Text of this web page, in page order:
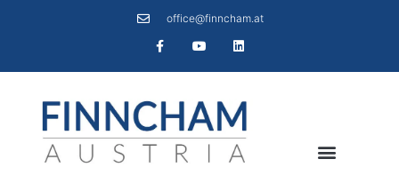
office@finncham.at